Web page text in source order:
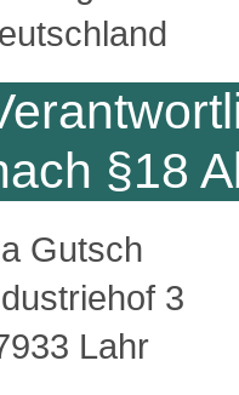
§18
Gutsch
3
Lahr